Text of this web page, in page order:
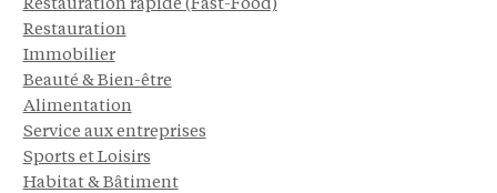
Restauration rapide (Fast-Food)
Restauration
Immobilier
Beauté & Bien-être
Alimentation
Service aux entreprises
Sports et Loisirs
Habitat & Bâtiment